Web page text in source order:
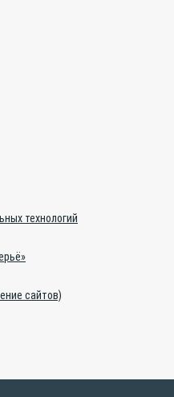
технологий
сайтов)